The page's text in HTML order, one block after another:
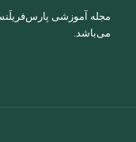
مجله آموزشی
می‌باشد.